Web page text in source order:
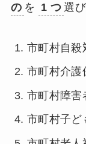
の を 1 つ 選
市町村自殺
市町村介護
市町村障害
市町村子ど